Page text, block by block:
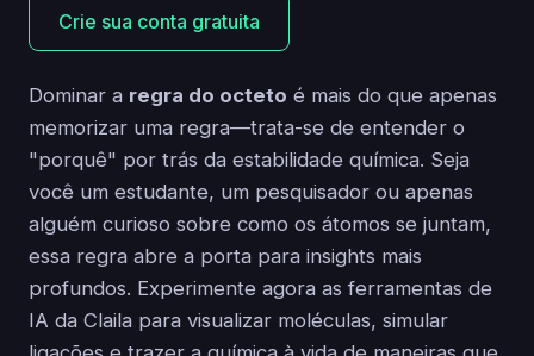
Crie sua conta gratuita
Dominar a regra do octeto é mais do que apenas
memorizar uma regra—trata-se de entender o
"porquê" por trás da estabilidade química. Seja
você um estudante, um pesquisador ou apenas
alguém curioso sobre como os átomos se juntam,
essa regra abre a porta para insights mais
profundos. Experimente agora as ferramentas de
IA da Claila para visualizar moléculas, simular